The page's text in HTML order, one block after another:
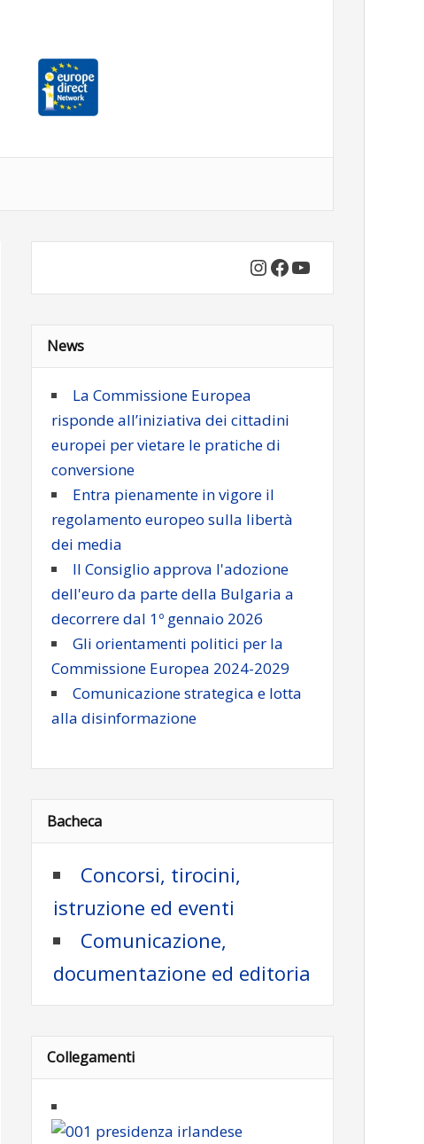
Instagram
Facebook
YouTube
News
La Commissione Europea
risponde all’iniziativa dei cittadini
europei per vietare le pratiche di
conversione
Entra pienamente in vigore il
regolamento europeo sulla libertà
dei media
Il Consiglio approva l'adozione
dell'euro da parte della Bulgaria a
decorrere dal 1º gennaio 2026
Gli orientamenti politici per la
Commissione Europea 2024-2029
Comunicazione strategica e lotta
alla disinformazione
Bacheca
Concorsi, tirocini,
istruzione ed eventi
Comunicazione,
documentazione ed editoria
Collegamenti